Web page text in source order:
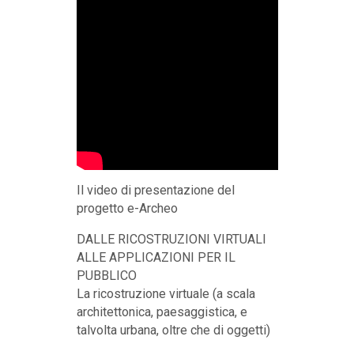
Il video di presentazione del
progetto e-Archeo
DALLE RICOSTRUZIONI VIRTUALI
ALLE APPLICAZIONI PER IL
PUBBLICO
La ricostruzione virtuale (a scala
architettonica, paesaggistica, e
talvolta urbana, oltre che di oggetti)